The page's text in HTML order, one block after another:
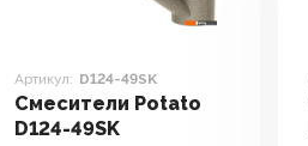
Артикул: D124-49SK
Смесители Potato
D124-49SK